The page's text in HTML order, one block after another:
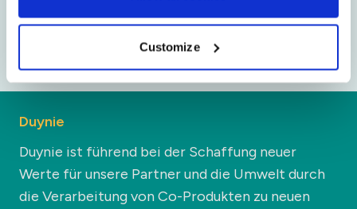
Customize
Duynie
Duynie ist führend bei der Schaffung neuer
Werte für unsere Partner und die Umwelt durch
die Verarbeitung von Co-Produkten zu neuen